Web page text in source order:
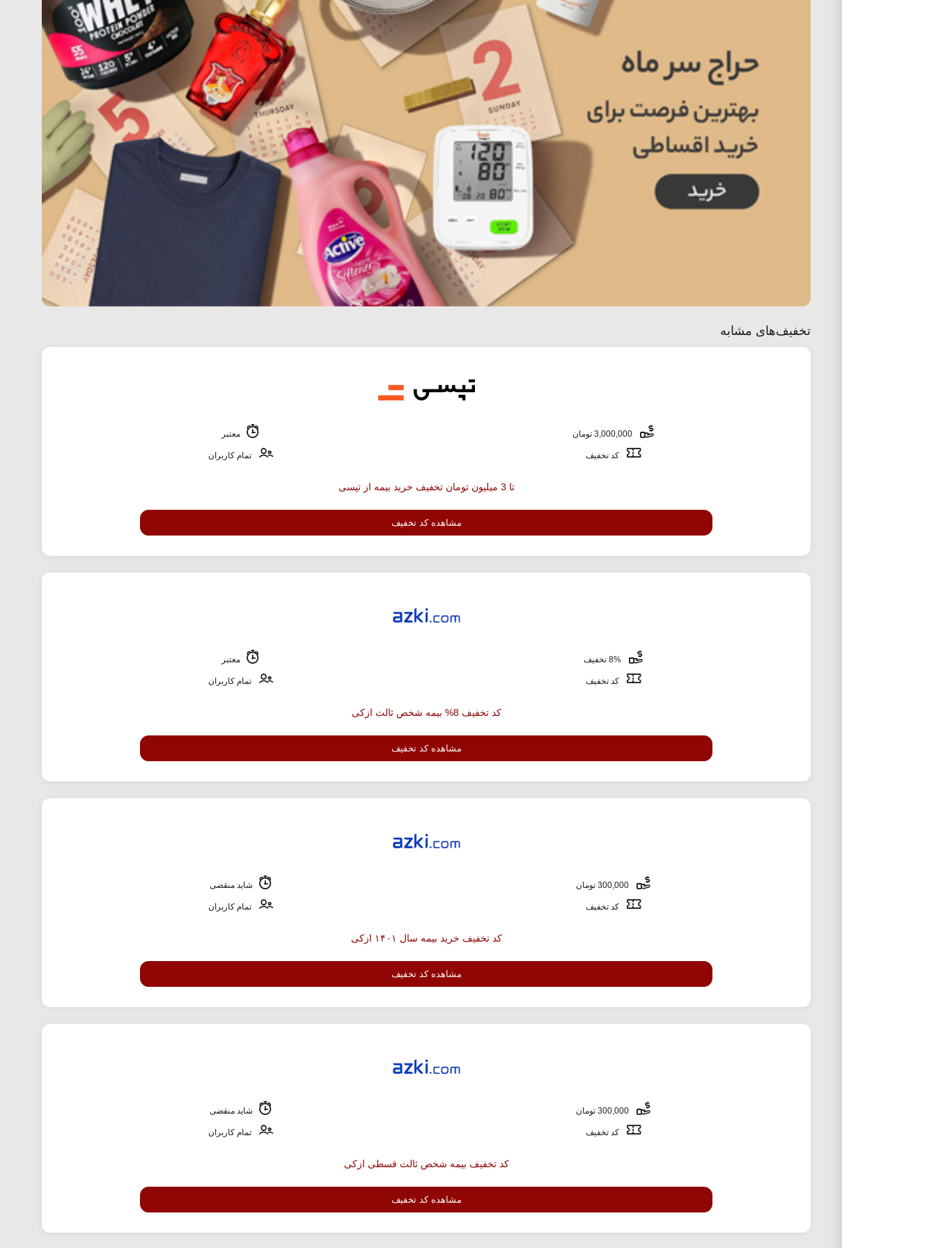
تخفیف‌های مشابه
معتبر
کد تخفیف تمام کاربران
تا 3 میلیون تومان تخفیف خرید بیمه از تپسی
مشاهده کد تخفیف
معتبر
کد تخفیف تمام کاربران
کد تخفیف 8% بیمه شخص ثالث ازکی
مشاهده کد تخفیف
شاید منقضی
کد تخفیف تمام کاربران
کد تخفیف خرید بیمه سال ۱۴۰۱ ازکی
مشاهده کد تخفیف
شاید منقضی
کد تخفیف تمام کاربران
کد تخفیف بیمه شخص ثالث قسطی ازکی
مشاهده کد تخفیف